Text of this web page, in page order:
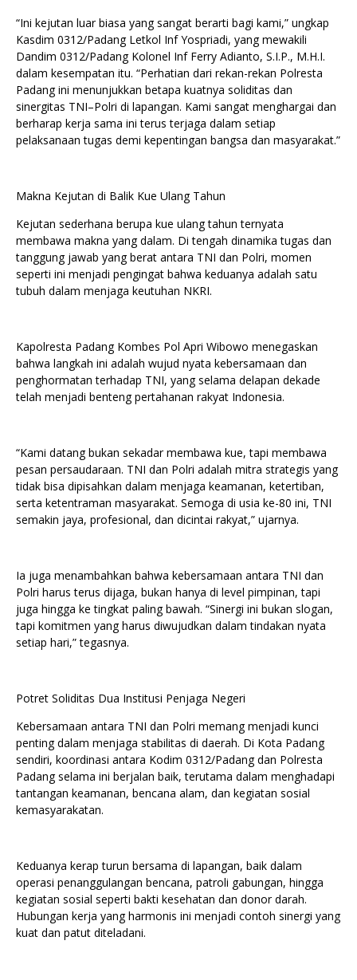
“Ini kejutan luar biasa yang sangat berarti bagi kami,” ungkap
Kasdim 0312/Padang Letkol Inf Yospriadi, yang mewakili
Dandim 0312/Padang Kolonel Inf Ferry Adianto, S.I.P., M.H.I.
dalam kesempatan itu. “Perhatian dari rekan-rekan Polresta
Padang ini menunjukkan betapa kuatnya soliditas dan
sinergitas TNI–Polri di lapangan. Kami sangat menghargai dan
berharap kerja sama ini terus terjaga dalam setiap
pelaksanaan tugas demi kepentingan bangsa dan masyarakat.”
Makna Kejutan di Balik Kue Ulang Tahun
Kejutan sederhana berupa kue ulang tahun ternyata
membawa makna yang dalam. Di tengah dinamika tugas dan
tanggung jawab yang berat antara TNI dan Polri, momen
seperti ini menjadi pengingat bahwa keduanya adalah satu
tubuh dalam menjaga keutuhan NKRI.
Kapolresta Padang Kombes Pol Apri Wibowo menegaskan
bahwa langkah ini adalah wujud nyata kebersamaan dan
penghormatan terhadap TNI, yang selama delapan dekade
telah menjadi benteng pertahanan rakyat Indonesia.
“Kami datang bukan sekadar membawa kue, tapi membawa
pesan persaudaraan. TNI dan Polri adalah mitra strategis yang
tidak bisa dipisahkan dalam menjaga keamanan, ketertiban,
serta ketentraman masyarakat. Semoga di usia ke-80 ini, TNI
semakin jaya, profesional, dan dicintai rakyat,” ujarnya.
Ia juga menambahkan bahwa kebersamaan antara TNI dan
Polri harus terus dijaga, bukan hanya di level pimpinan, tapi
juga hingga ke tingkat paling bawah. “Sinergi ini bukan slogan,
tapi komitmen yang harus diwujudkan dalam tindakan nyata
setiap hari,” tegasnya.
Potret Soliditas Dua Institusi Penjaga Negeri
Kebersamaan antara TNI dan Polri memang menjadi kunci
penting dalam menjaga stabilitas di daerah. Di Kota Padang
sendiri, koordinasi antara Kodim 0312/Padang dan Polresta
Padang selama ini berjalan baik, terutama dalam menghadapi
tantangan keamanan, bencana alam, dan kegiatan sosial
kemasyarakatan.
Keduanya kerap turun bersama di lapangan, baik dalam
operasi penanggulangan bencana, patroli gabungan, hingga
kegiatan sosial seperti bakti kesehatan dan donor darah.
Hubungan kerja yang harmonis ini menjadi contoh sinergi yang
kuat dan patut diteladani.